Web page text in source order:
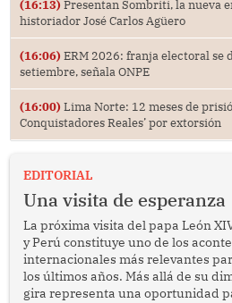
(16:13) Presentan Sombriti, la nueva
historiador José Carlos Agüero
(16:06) ERM 2026: franja electoral se
setiembre, señala ONPE
(16:00) Lima Norte: 12 meses de
Conquistadores Reales’ por extorsión
EDITORIAL
Una visita de esperanza
La próxima visita del papa León
y Perú constituye uno de los
internacionales más relevantes
los últimos años. Más allá de su
gira representa una oportunidad